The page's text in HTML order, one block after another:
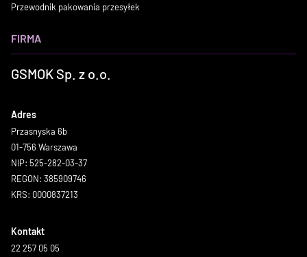
Przewodnik pakowania przesyłek
FIRMA
GSMOK Sp. z o.o.
Adres
Przasnyska 6b
01-756 Warszawa
NIP: 525-282-03-37
REGON: 385909746
KRS: 0000837213
Kontakt
22 257 05 05